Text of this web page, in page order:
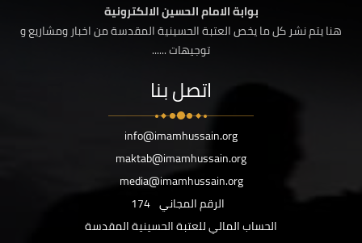
بوابة الامام الحسين الالكترونية
هنا يتم نشر كل ما يخص العتبة الحسينية المقدسة من اخبار ومشاريع و
توجيهات ......
اتصل بنا
info@imamhussain.org
maktab@imamhussain.org
media@imamhussain.org
الرقم المجاني 174
الحساب المالي للعتبة الحسينية المقدسة